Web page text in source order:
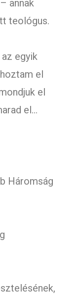
annak
teológus.
egyik
el
el
el…
Háromság